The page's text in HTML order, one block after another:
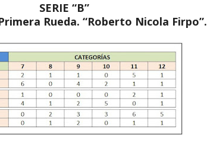
SERIE “B”
Rueda. “Roberto Nicola Firpo”.